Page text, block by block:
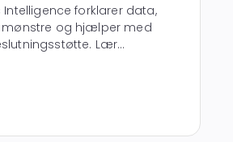
Intelligence forklarer data,
mønstre og hjælper med
Lær...